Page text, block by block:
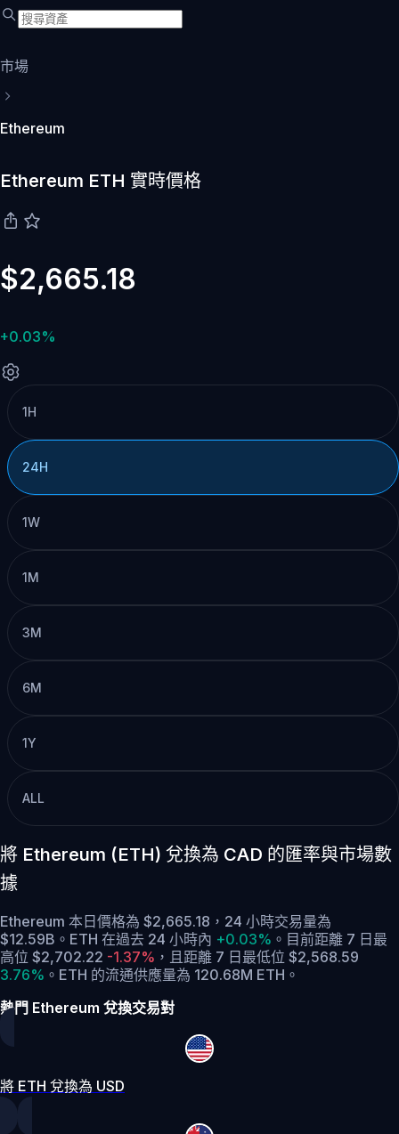
市場
Ethereum
Ethereum ETH 實時價格
$2,665.18
+0.03%
1H
24H
1W
1M
3M
6M
1Y
ALL
將 Ethereum (ETH) 兌換為 CAD 的匯率與市場數
據
Ethereum 本日價格為 $2,665.18，24 小時交易量為
$12.59B。ETH 在過去 24 小時內 +0.03% 。 目前距離 7 日最
高位 $2,702.22 -1.37% ， 且距離 7 日最低位 $2,568.59
3.76% 。 ETH 的流通供應量為 120.68M ETH。
熱門 Ethereum 兌換交易對
將 ETH 兌換為 USD